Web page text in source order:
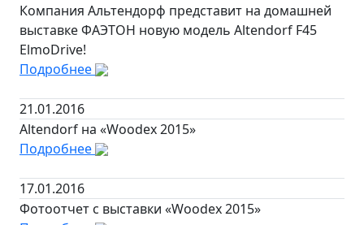
Компания Альтендорф представит на домашней
выставке ФАЭТОН новую модель Altendorf F45
ElmoDrive!
Подробнее
21.01.2016
Altendorf на «Woodex 2015»
Подробнее
17.01.2016
Фотоотчет с выставки «Woodex 2015»